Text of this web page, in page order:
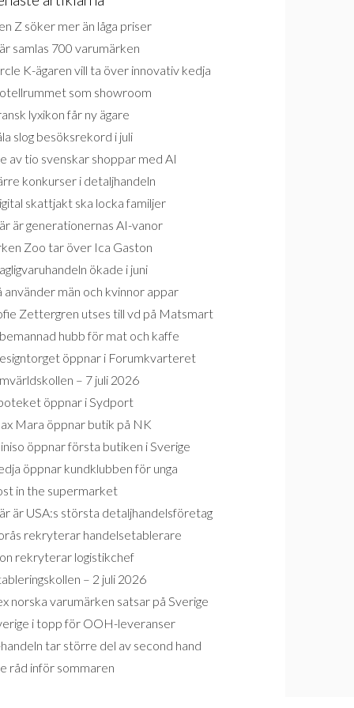
Z söker mer än låga priser
samlas 700 varumärken
K-ägaren vill ta över innovativ kedja
som showroom
lyxikon får ny ägare
slog besöksrekord i juli
av tio svenskar shoppar med AI
konkurser i detaljhandeln
skattjakt ska locka familjer
är generationernas AI-vanor
Zoo tar över Ica Gaston
ökade i juni
använder män och kvinnor appar
Zettergren utses till vd på Matsmart
hubb för mat och kaffe
öppnar i Forumkvarteret
– 7 juli 2026
öppnar i Sydport
Mara öppnar butik på NK
öppnar första butiken i Sverige
öppnar kundklubben för unga
in the supermarket
är USA:s största detaljhandelsföretag
rekryterar handelsetablerare
rekryterar logistikchef
– 2 juli 2026
norska varumärken satsar på Sverige
i topp för OOH-leveranser
tar större del av second hand
råd inför sommaren